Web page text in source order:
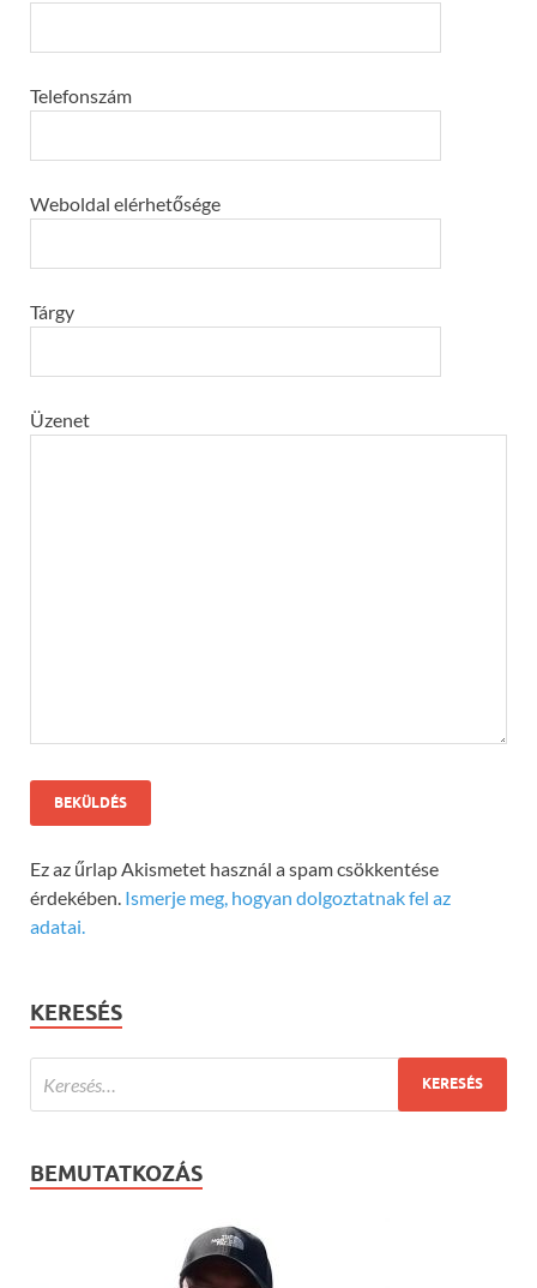
Telefonszám
Weboldal elérhetősége
Tárgy
Üzenet
Ez az űrlap Akismetet használ a spam csökkentése
érdekében. Ismerje meg, hogyan dolgoztatnak fel az
adatai.
KERESÉS
BEMUTATKOZÁS